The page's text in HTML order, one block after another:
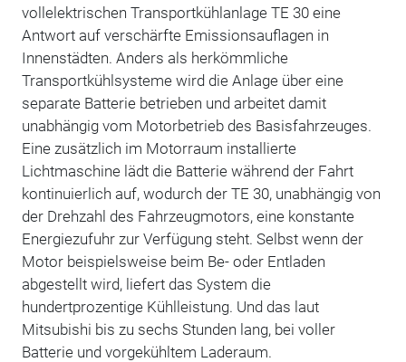
vollelektrischen Transportkühlanlage TE 30 eine
Antwort auf verschärfte Emissionsauflagen in
Innenstädten. Anders als herkömmliche
Transportkühlsysteme wird die Anlage über eine
separate Batterie betrieben und arbeitet damit
unabhängig vom Motorbetrieb des Basisfahrzeuges.
Eine zusätzlich im Motorraum installierte
Lichtmaschine lädt die Batterie während der Fahrt
kontinuierlich auf, wodurch der TE 30, unabhängig von
der Drehzahl des Fahrzeugmotors, eine konstante
Energiezufuhr zur Verfügung steht. Selbst wenn der
Motor beispielsweise beim Be- oder Entladen
abgestellt wird, liefert das System die
hundertprozentige Kühlleistung. Und das laut
Mitsubishi bis zu sechs Stunden lang, bei voller
Batterie und vorgekühltem Laderaum.